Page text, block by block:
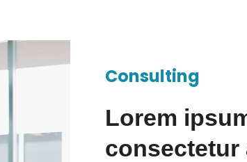
Consulting
Lorem
consectetur